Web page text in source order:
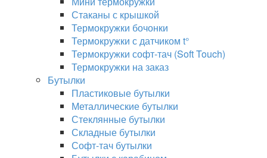
Стаканы с крышкой
Термокружки бочонки
Термокружки с датчиком t°
Термокружки софт-тач (Soft Touch)
Термокружки на заказ
Бутылки
Пластиковые бутылки
Металлические бутылки
Стеклянные бутылки
Складные бутылки
Софт-тач бутылки